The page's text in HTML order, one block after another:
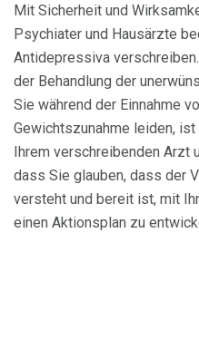
Mit Sicherheit und
Psychiater und Hausärzte
Antidepressiva
der Behandlung der
Sie während der Einnahme
Gewichtszunahme leiden,
Ihrem verschreibenden Arzt
dass Sie glauben, dass der
versteht und bereit ist, mit
einen Aktionsplan zu